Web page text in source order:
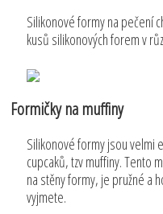
Silikonové formy na pečení
kusů silikonových forem v
Formičky na muffiny
Silikonové formy jsou velmi
cupcaků, tzv muffiny. Tento
na stěny formy, je pružné a
vyjmete.